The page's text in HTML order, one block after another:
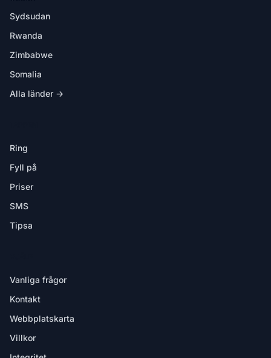
Sydsudan
Rwanda
Zimbabwe
Somalia
Alla länder →
Ring
Fyll på
Priser
SMS
Tipsa
Vanliga frågor
Kontakt
Webbplatskarta
Villkor